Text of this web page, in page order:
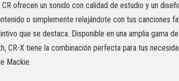
ofrecen un sonido con calidad de estudio y un
o simplemente relajándote con tus canciones
que se destaca. Disponible en una amplia gama
CR-X tiene la combinación perfecta para tus
Mackie.